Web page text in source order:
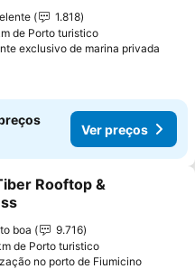
1.818
de Porto turistico
exclusivo de marina privada
Ver preços
aos favoritos
Rooftop &
boa
9.716
de Porto turistico
no porto de Fiumicino